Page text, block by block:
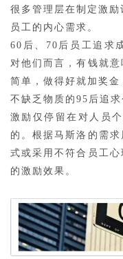
很多管理层在制定激
员工的内心需求。
60后、70后员工追求
对他们而言，有钱就
简单，做得好就加奖金
不缺乏物质的95后追
激励仅停留在对人员
的。根据马斯洛的需
式或采用不符合员工
的激励效果。